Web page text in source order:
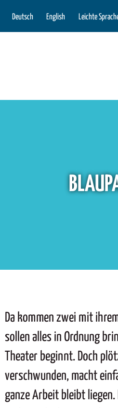
Deutsch English Leichte
Da kommen zwei mit
sollen alles in Ordnung
Theater beginnt. Doch
verschwunden, macht
ganze Arbeit bleibt